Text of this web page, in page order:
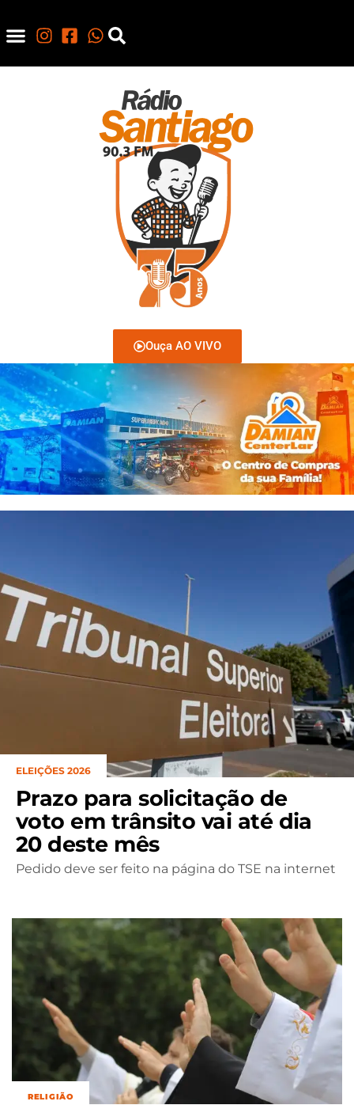
Ouça AO VIVO
ELEIÇÕES 2026
Prazo para solicitação de
voto em trânsito vai até dia
20 deste mês
Pedido deve ser feito na página do TSE na internet
RELIGIÃO